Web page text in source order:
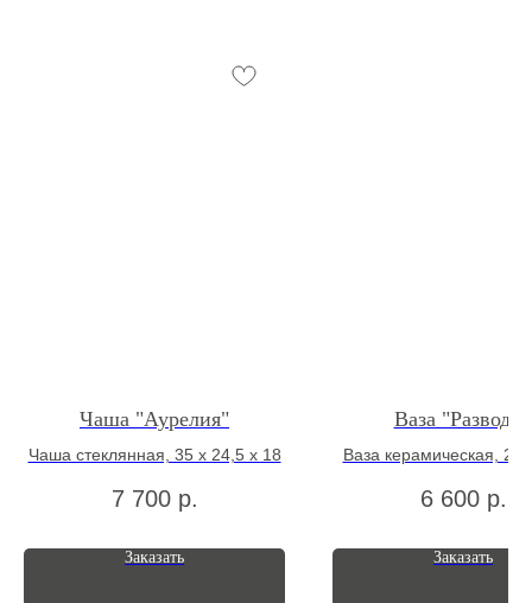
Чаша "Аурелия"
Чаша стеклянная, 35 х 24,5 х 18
7 700 р.
Заказать
Ваза "Разводы"
Ваза керамическая, 20
6 600 р.
Заказать